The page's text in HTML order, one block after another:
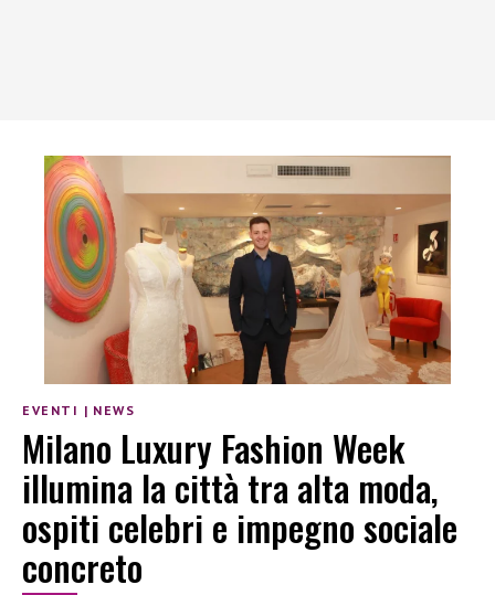
EVENTI | NEWS
Milano Luxury Fashion Week
illumina la città tra alta moda,
ospiti celebri e impegno sociale
concreto